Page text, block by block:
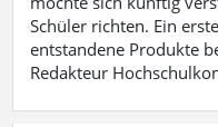
Schüler richten. Ein
entstandene Produkte
Redakteur